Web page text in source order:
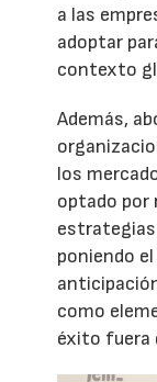
a las
adoptar
contexto
Además,
los
optado por
poniendo
como
éxito fuera